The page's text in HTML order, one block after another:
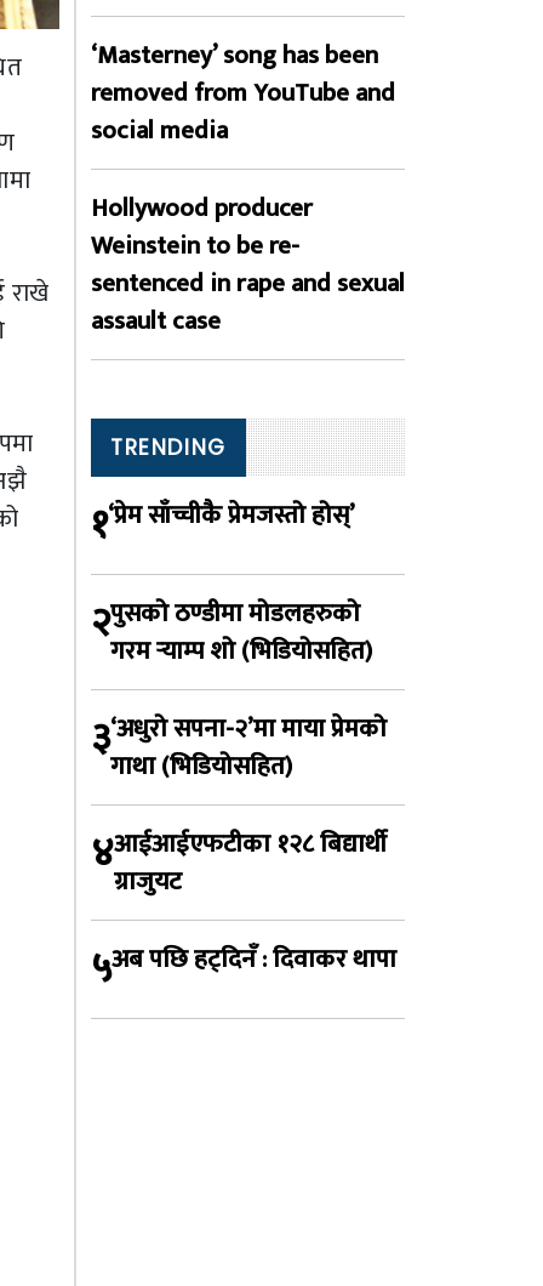
राखे
‘Masterney’ song has been
removed from YouTube and
social media
Hollywood producer
Weinstein to be re-
sentenced in rape and sexual
assault case
TRENDING
१‘प्रेम साँच्चीकै प्रेमजस्तो होस्’
२पुसको ठण्डीमा मोडलहरुको
गरम र्‍याम्प शो (भिडियोसहित)
३‘अधुरो सपना-२’मा माया प्रेमको
गाथा (भिडियोसहित)
४आईआईएफटीका १२८ बिद्यार्थी
ग्राजुयट
५अब पछि हट्दिनँ : दिवाकर थापा